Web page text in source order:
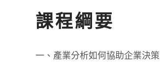
課程綱要
一、產業分析如何協助企業決策